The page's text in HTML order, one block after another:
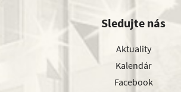
Sledujte nás
Aktuality
Kalendár
Facebook